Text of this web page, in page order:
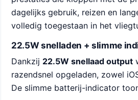
dagelijks gebruik, reizen en
volledig toegestaan in het
22.5W snelladen + slimme
Dankzij 22.5W snellaad output
razendsnel opgeladen, zowel
De slimme batterij-indicator